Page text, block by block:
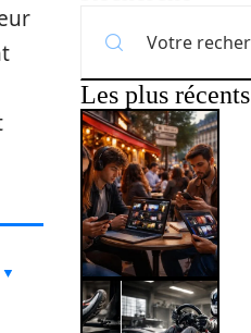
Les plus récents